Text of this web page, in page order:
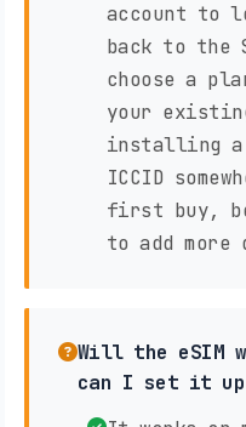
account to
back to the
choose a
your
installing a
ICCID
first buy,
to add
Will the eSIM
can I set it